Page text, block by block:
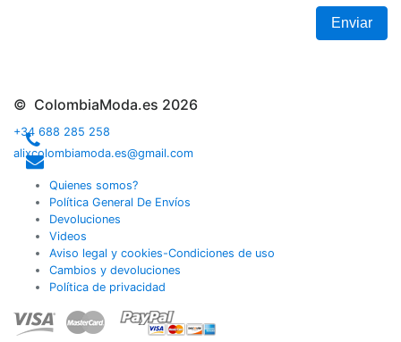
Enviar
© ColombiaModa.es 2026
+34 688 285 258
alixcolombiamoda.es@gmail.com
Quienes somos?
Política General De Envíos
Devoluciones
Videos
Aviso legal y cookies-Condiciones de uso
Cambios y devoluciones
Política de privacidad